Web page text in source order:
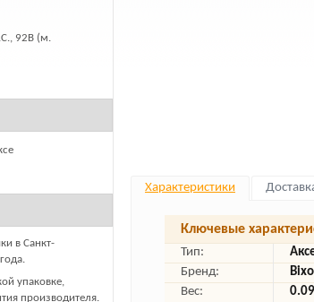
92В (м.
в Санкт-
упаковке,
производителя.
Характеристики
Ключевые
Тип:
Бренд:
Вес:
0.09